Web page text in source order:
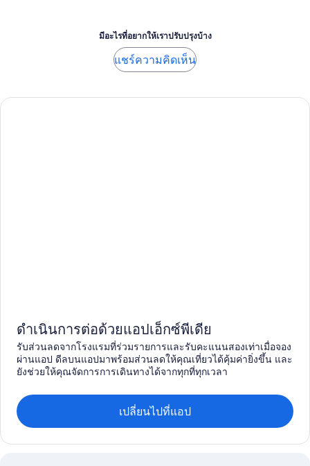
มีอะไรที่อยากให้เราปรับปรุงบ้าง
แชร์ความคิดเห็น
ดำเนินการต่อด้วยแอปเอ็กซ์พีเดีย
รับส่วนลดจากโรงแรมที่ร่วมรายการและรับคะแนนสองเท่าเมื่อจอง
ผ่านแอป ดีลบนแอปมาพร้อมส่วนลดให้คุณเที่ยวได้คุ้มค่ายิ่งขึ้น และ
ยังช่วยให้คุณจัดการการเดินทางได้จากทุกที่ทุกเวลา
เปลี่ยนไปที่แอป